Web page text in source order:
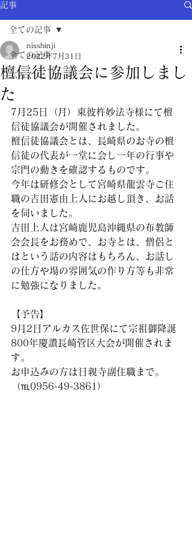
記事
全ての記事
ぶろぐ
全ての記事
檀信徒協議会に参加しまし
た
nisshinji
2022年7月31日
7月25日（月）東彼杵妙法寺様にて檀
信徒協議会が開催されました。
檀信徒協議会とは、長崎県のお寺の檀
信徒の代表が一堂に会し一年の行事や
宗門の動きを確認するものです。
今年は研修会として宮崎県龍雲寺ご住
職の吉田憲由上人にお越し頂き、お話
を伺いました。
吉田上人は宮崎鹿児島沖縄県の布教師
会会長をお務めで、お寺とは、僧侶と
はという話の内容はもちろん、お話し
の仕方や場の雰囲気の作り方等も非常
に勉強になりました。
【予告】
9月2日アルカス佐世保にて宗祖御降誕
800年慶讃長崎管区大会が開催されま
す。
お申込みの方は日親寺副住職まで。
（℡0956-49-3861）